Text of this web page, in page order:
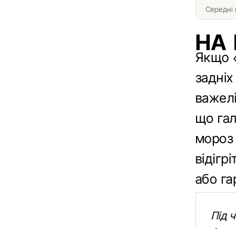
Середні
НА
Якщо
що
або
Під